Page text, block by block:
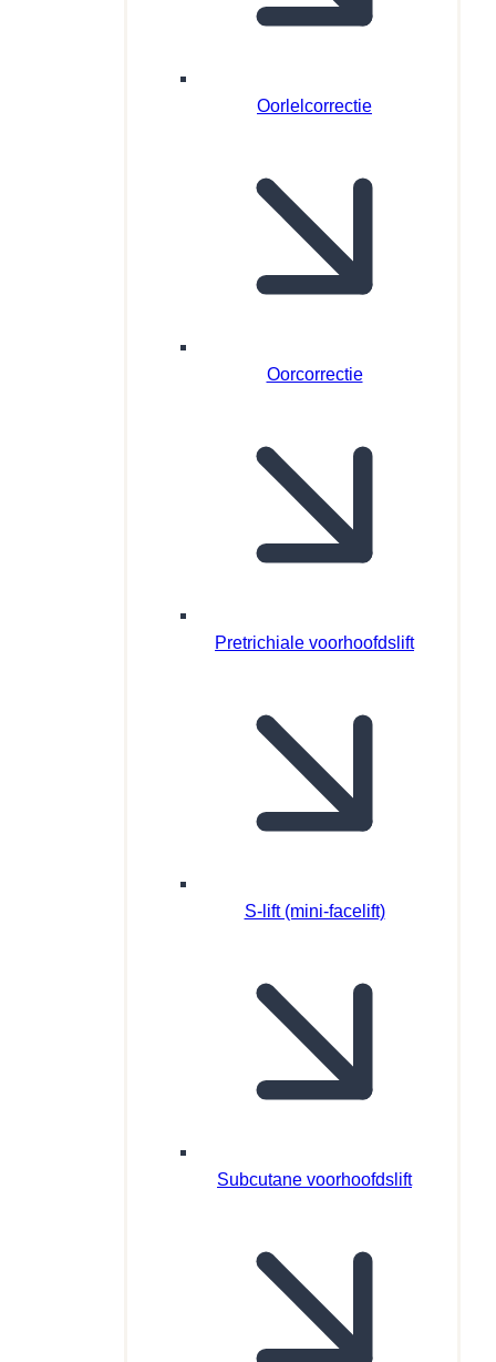
Oorlelcorrectie
Oorcorrectie
Pretrichiale voorhoofdslift
S-lift (mini-facelift)
Subcutane voorhoofdslift